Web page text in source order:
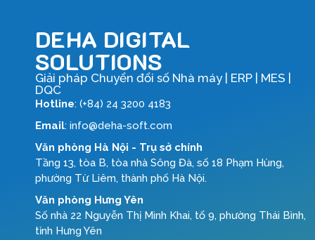
DEHA DIGITAL
SOLUTIONS
Giải pháp Chuyển đổi số Nhà máy | ERP | MES |
DQC
Hotline: (+84) 24 3200 4183
Email: info@deha-soft.com
Văn phòng Hà Nội - Trụ sở chính
Tầng 13, tòa B, tòa nhà Sông Đà, số 18 Phạm Hùng,
phường Từ Liêm, thành phố Hà Nội.
Văn phòng Hưng Yên
Số nhà 22 Nguyễn Thị Minh Khai, tổ 9, phường Thái Bình,
tỉnh Hưng Yên